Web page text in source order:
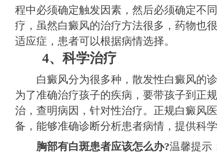
程中必须确定触发因素，然后必须确定不
疗，虽然白癜风的治疗方法很多，药物也
适应症，患者可以根据病情选择。
4、科学治疗
白癜风分为很多种，散发性白癜风的诊
为了准确治疗孩子的疾病，要带孩子到正
治，查明病因，针对性治疗。正规白癜风
备，能够准确诊断分析患者病情，提供科
胸部有白斑患者应该怎么办?温馨提示